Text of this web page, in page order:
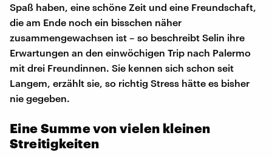
Spaß haben, eine schöne Zeit und eine Freundschaft,
die am Ende noch ein bisschen näher
zusammengewachsen ist – so beschreibt Selin ihre
Erwartungen an den einwöchigen Trip nach Palermo
mit drei Freundinnen. Sie kennen sich schon seit
Langem, erzählt sie, so richtig Stress hätte es bisher
nie gegeben.
Eine Summe von vielen kleinen
Streitigkeiten